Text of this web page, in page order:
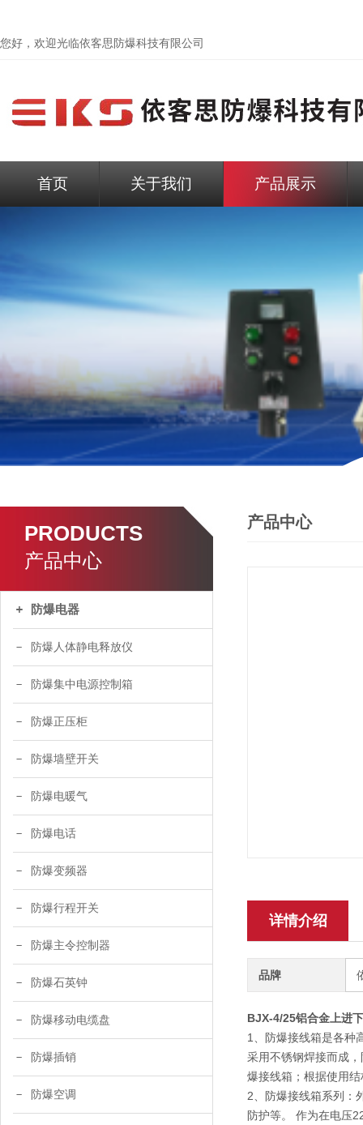
您好，欢迎光临依客思防爆科技有限公司
首页 关于我们 产品展示
PRODUCTS
产品中心
防爆电器
防爆人体静电释放仪
防爆集中电源控制箱
防爆正压柜
防爆墙壁开关
防爆电暖气
防爆电话
防爆变频器
防爆行程开关
防爆主令控制器
防爆石英钟
防爆移动电缆盘
防爆插销
防爆空调
产品中心
详情介绍
品牌
BJX-4/25铝合金上进
1、防爆接线箱是各种
采用不锈钢焊接而成
爆接线箱；根据使用
2、防爆接线箱系列：
防护等。 作为在电压